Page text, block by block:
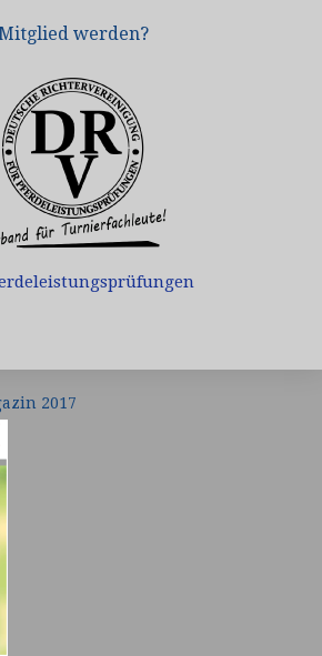
werden?
2017